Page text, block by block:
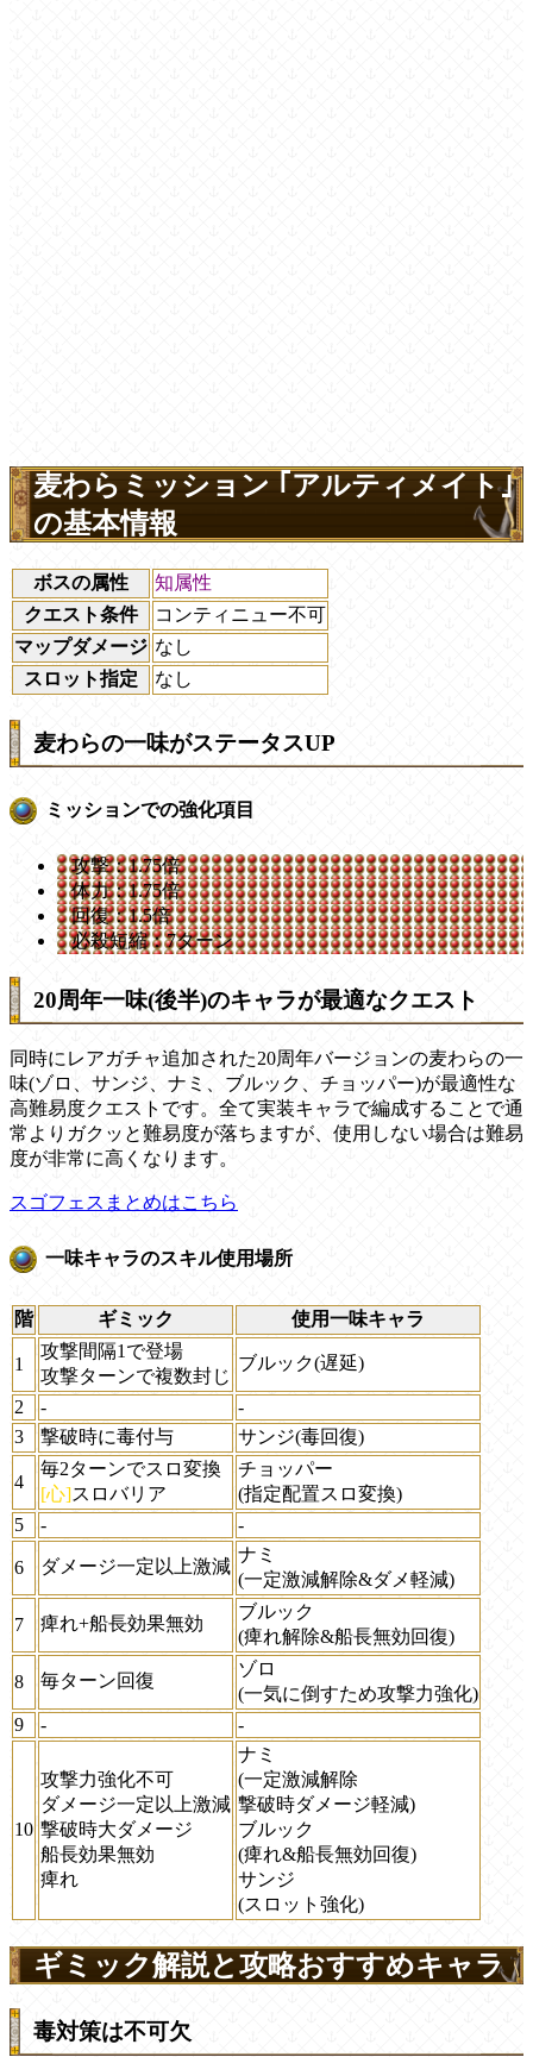
麦わらミッション ｢アルティメイト｣
の基本情報
ボスの属性
知属性
クエスト条件
コンティニュー不可
マップダメージ なし
スロット指定
なし
麦わらの一味がステータスUP
ミッションでの強化項目
攻撃：1.75倍
体力：1.75倍
回復：1.5倍
必殺短縮：7ターン
20周年一味(後半)のキャラが最適なクエスト
同時にレアガチャ追加された20周年バージョンの麦わらの一
味(ゾロ、サンジ、ナミ、ブルック、チョッパー)が最適性な
高難易度クエストです。全て実装キャラで編成することで通
常よりガクッと難易度が落ちますが、使用しない場合は難易
度が非常に高くなります。
スゴフェスまとめはこちら
一味キャラのスキル使用場所
階 ギミック 使用一味キャラ
1
攻撃間隔1で登場
攻撃ターンで複数封じ
ブルック(遅延)
2 -
-
3
撃破時に毒付与 サンジ(毒回復)
4
毎2ターンでスロ変換
[心]スロバリア
チョッパー
(指定配置スロ変換)
5
- -
6 ダメージ一定以上激減
ナミ
(一定激減解除&ダメ軽減)
7 痺れ+船長効果無効
ブルック
(痺れ解除&船長無効回復)
8 毎ターン回復
ゾロ
(一気に倒すため攻撃力強化)
9
- -
10
攻撃力強化不可
ダメージ一定以上激減
撃破時大ダメージ
船長効果無効
痺れ
ナミ
(一定激減解除
撃破時ダメージ軽減)
ブルック
(痺れ&船長無効回復)
サンジ
(スロット強化)
ギミック解説と攻略おすすめキャラ
毒対策は不可欠